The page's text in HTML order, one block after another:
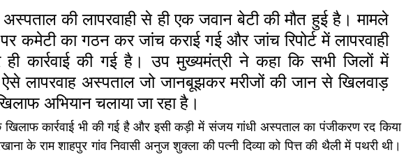
की लापरवाही से ही एक जवान बेटी की मौत हुई है। मामले
कमेटी का गठन कर जांच कराई गई और जांच रिपोर्ट में लापरवाही
ही कार्रवाई की गई है। उप मुख्यमंत्री ने कहा कि सभी जिलों में
लापरवाह अस्पताल जो जानबूझकर मरीजों की जान से खिलवाड़
अभियान चलाया जा रहा है।
खिलाफ कार्रवाई भी की गई है और इसी कड़ी में संजय गांधी अस्पताल का पंजीकरण रद किया
के राम शाहपुर गांव निवासी अनुज शुक्ला की पत्नी दिव्या को पित्त की थैली में पथरी थी।